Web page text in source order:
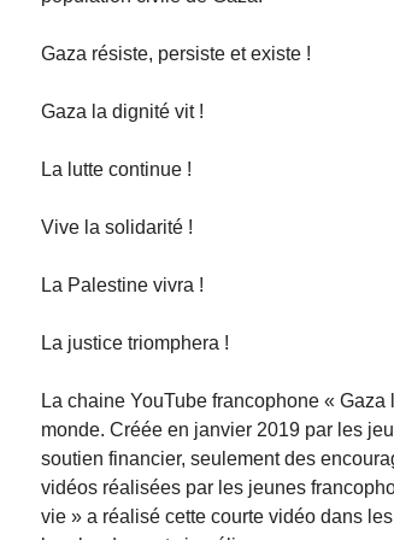
Gaza résiste, persiste et existe !
Gaza la dignité vit !
La lutte continue !
Vive la solidarité !
La Palestine vivra !
La justice triomphera !
La chaine YouTube francophone «
monde. Créée en janvier 2019 par les
soutien financier, seulement des
vidéos réalisées par les jeunes
vie » a réalisé cette courte vidéo dans